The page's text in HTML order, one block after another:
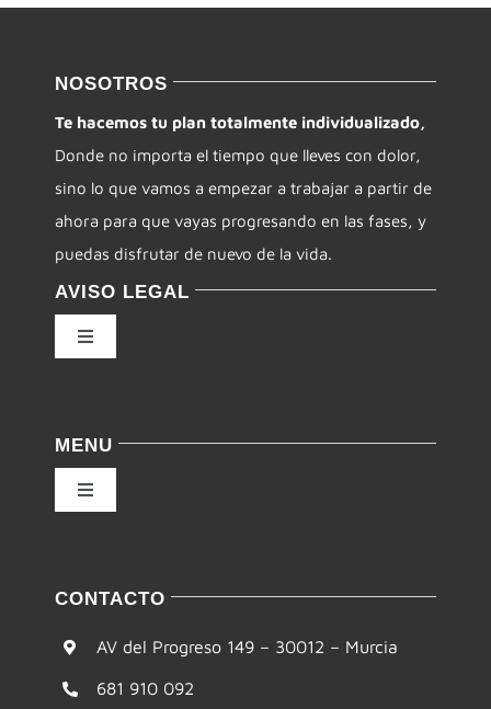
NOSOTROS
Te hacemos tu plan totalmente individualizado,
Donde no importa el tiempo que lleves con dolor,
sino lo que vamos a empezar a trabajar a partir de
ahora para que vayas progresando en las fases, y
puedas disfrutar de nuevo de la vida.
AVISO LEGAL
Toggle
Navigation
Condiciones de uso
Accesibilidad
Mapa del sitio
MENU
Toggle
Navigation
Te ayudamos
CONTACTO
AV del Progreso 149 – 30012 – Murcia
681 910 092